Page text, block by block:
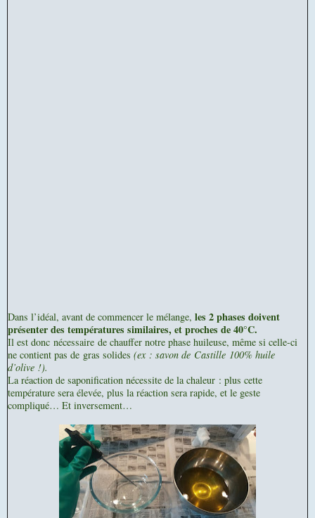
Dans l’idéal, avant de commencer le mélange, les 2 phases doivent
présenter des températures similaires, et proches de 40°C.
Il est donc nécessaire de chauffer notre phase huileuse, même si celle-ci
ne contient pas de gras solides (ex : savon de Castille 100% huile
d’olive !).
La réaction de saponification nécessite de la chaleur : plus cette
température sera élevée, plus la réaction sera rapide, et le geste
compliqué… Et inversement…